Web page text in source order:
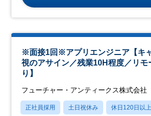
※面接1回※アプリエンジニア【キ
視のアサイン／残業10H程度／リモ
り】
フューチャー・アンティークス株式会社
正社員採用 土日祝休み 休日120日以上